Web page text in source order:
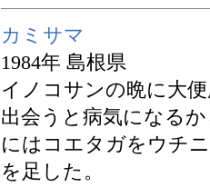
カミサマ
1984年 島根県
イノコサンの晩に大
出会うと病気になる
にはコエタガをウチ
を足した。